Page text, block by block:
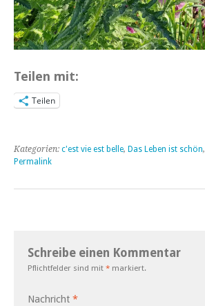
Teilen mit:
Teilen
Kategorien: c'est vie est belle, Das Leben ist schön,
Permalink
Schreibe einen Kommentar
Pflichtfelder sind mit * markiert.
Nachricht *